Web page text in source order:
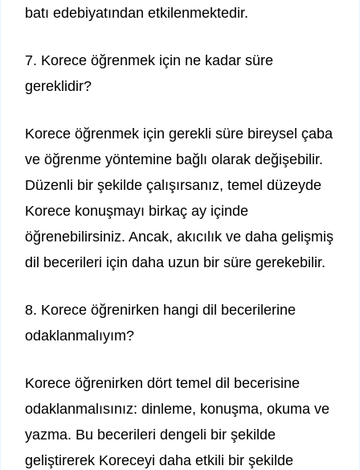
batı edebiyatından etkilenmektedir.
7. Korece öğrenmek için ne kadar süre
gereklidir?
Korece öğrenmek için gerekli süre bireysel çaba
ve öğrenme yöntemine bağlı olarak değişebilir.
Düzenli bir şekilde çalışırsanız, temel düzeyde
Korece konuşmayı birkaç ay içinde
öğrenebilirsiniz. Ancak, akıcılık ve daha gelişmiş
dil becerileri için daha uzun bir süre gerekebilir.
8. Korece öğrenirken hangi dil becerilerine
odaklanmalıyım?
Korece öğrenirken dört temel dil becerisine
odaklanmalısınız: dinleme, konuşma, okuma ve
yazma. Bu becerileri dengeli bir şekilde
geliştirerek Koreceyi daha etkili bir şekilde